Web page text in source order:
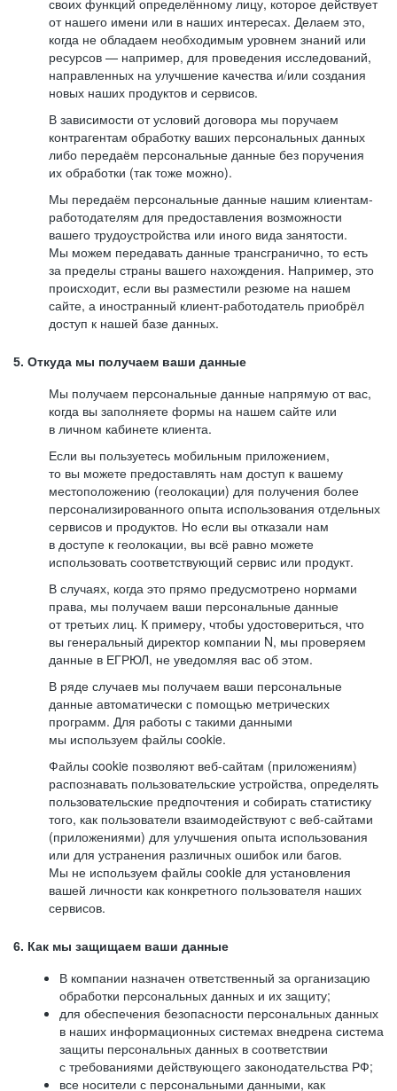
своих функций определённому лицу, которое действует
от нашего имени или в наших интересах. Делаем это,
когда не обладаем необходимым уровнем знаний или
ресурсов — например, для проведения исследований,
направленных на улучшение качества и/или создания
новых наших продуктов и сервисов.
В зависимости от условий договора мы поручаем
контрагентам обработку ваших персональных данных
либо передаём персональные данные без поручения
их обработки (так тоже можно).
Мы передаём персональные данные нашим клиентам-
работодателям для предоставления возможности
вашего трудоустройства или иного вида занятости.
Мы можем передавать данные трансгранично, то есть
за пределы страны вашего нахождения. Например, это
происходит, если вы разместили резюме на нашем
сайте, а иностранный клиент-работодатель приобрёл
доступ к нашей базе данных.
5. Откуда мы получаем ваши данные
Мы получаем персональные данные напрямую от вас,
когда вы заполняете формы на нашем сайте или
в личном кабинете клиента.
Если вы пользуетесь мобильным приложением,
то вы можете предоставлять нам доступ к вашему
местоположению (геолокации) для получения более
персонализированного опыта использования отдельных
сервисов и продуктов. Но если вы отказали нам
в доступе к геолокации, вы всё равно можете
использовать соответствующий сервис или продукт.
В случаях, когда это прямо предусмотрено нормами
права, мы получаем ваши персональные данные
от третьих лиц. К примеру, чтобы удостовериться, что
вы генеральный директор компании N, мы проверяем
данные в ЕГРЮЛ, не уведомляя вас об этом.
В ряде случаев мы получаем ваши персональные
данные автоматически с помощью метрических
программ. Для работы с такими данными
мы используем файлы cookie.
Файлы cookie позволяют веб-сайтам (приложениям)
распознавать пользовательские устройства, определять
пользовательские предпочтения и собирать статистику
того, как пользователи взаимодействуют с веб-сайтами
(приложениями) для улучшения опыта использования
или для устранения различных ошибок или багов.
Мы не используем файлы cookie для установления
вашей личности как конкретного пользователя наших
сервисов.
6. Как мы защищаем ваши данные
В компании назначен ответственный за организацию
обработки персональных данных и их защиту;
для обеспечения безопасности персональных данных
в наших информационных системах внедрена система
защиты персональных данных в соответствии
с требованиями действующего законодательства РФ;
все носители с персональными данными, как